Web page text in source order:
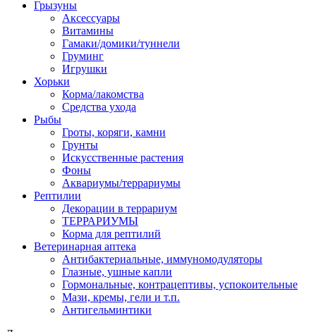
Грызуны
Аксессуары
Витамины
Гамаки/домики/туннели
Груминг
Игрушки
Хорьки
Корма/лакомства
Средства ухода
Рыбы
Гроты, коряги, камни
Грунты
Искусственные растения
Фоны
Аквариумы/террариумы
Рептилии
Декорации в террариум
ТЕРРАРИУМЫ
Корма для рептилий
Ветеринарная аптека
Антибактериальные, иммуномодуляторы
Глазные, ушные капли
Гормональные, контрацептивы, успокоительные
Мази, кремы, гели и т.п.
Антигельминтики